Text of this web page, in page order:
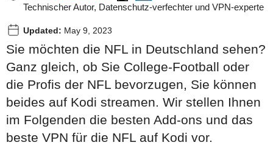
Technischer Autor, Datenschutz-verfechter und VPN-experte
Updated: May 9, 2023
Sie möchten die NFL in Deutschland sehen?
Ganz gleich, ob Sie College-Football oder
die Profis der NFL bevorzugen, Sie können
beides auf Kodi streamen. Wir stellen Ihnen
im Folgenden die besten Add-ons und das
beste VPN für die NFL auf Kodi vor.